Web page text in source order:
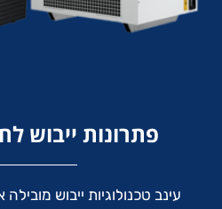
פתרונות ייבוש
עינב טכנולוגיות ייבוש